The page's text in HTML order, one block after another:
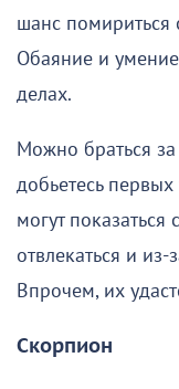
шанс помириться
Обаяние и
делах.
Можно браться
добьетесь
могут показаться
отвлекаться и из-
Впрочем, их
Скорпион